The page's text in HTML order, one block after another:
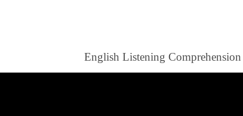
English Listening